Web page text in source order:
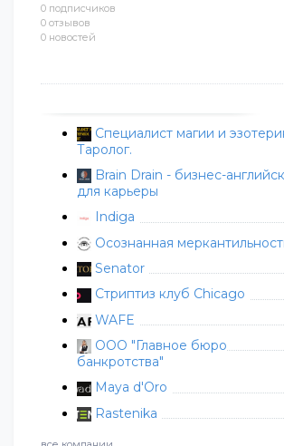
0 подписчиков
0 отзывов
0 новостей
Специалист магии и
Таролог.
Brain Drain - бизнес-
для карьеры
Indiga
Осознанная
Senator
Стриптиз клуб Chicago
WAFE
ООО "Главное бюро
банкротства"
Maya d'Oro
Rastenika